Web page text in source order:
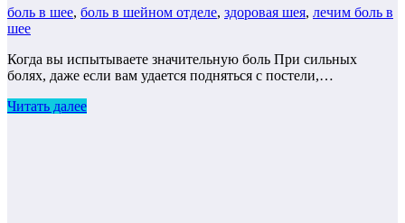
боль в шее, боль в шейном отделе, здоровая шея, лечим боль в
шее
Когда вы испытываете значительную боль При сильных
болях, даже если вам удается подняться с постели,…
Читать далее